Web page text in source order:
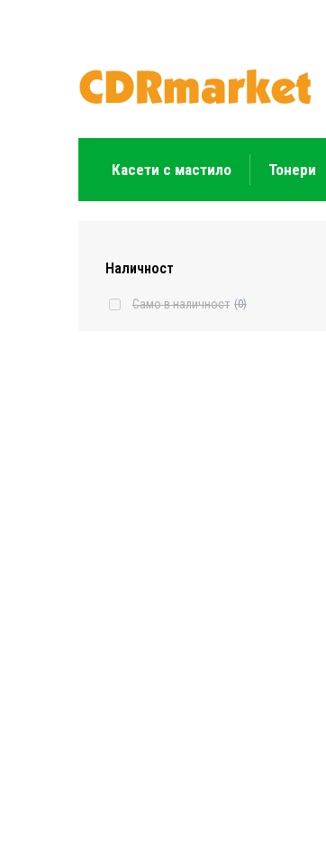
Касети с мастило Тонери
Наличност
Само в наличност (0)